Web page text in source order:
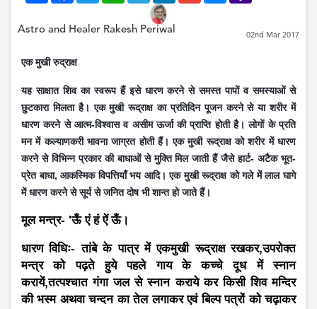
Astro and Healer Rakesh Periwal
02nd Mar 2017
एक मुखी रुद्राक्ष
यह साक्षात शिव का स्वरूप हैं इसे धारण करने से समस्त पापों व समस्याओं से
छुटकारा मिलता है। एक मुखी रूद्राक्ष का प्रतिदिन पूजन करने से या शरीर में
धारण करने से आत्म-विश्वास व असीम ऊर्जा की प्राप्ति होती है। लोगों के प्रति
मन में कल्याणकरी भावना जाग्रत होती हैं। एक मुखी रूद्राक्ष को शरीर में धारण
करने से विभिन्न प्रकार की बाधाओं से मुक्ति मिल जाती हैं जैसे हार्ट- अटैक भूत-
प्रेत बाधा, आकस्मिक विपत्तियाँ भय आदि। एक मुखी रूद्राक्ष को गले में लाल घागे
में धारण करनेसे सूर्य से जनित दोष भी शान्त हो जाते हैं।
मूल मन्त्र- 'ऊँ एं हं ऐं ऊँ।
धारण विधिः- तांबे के पात्र में एकमुखी रूद्राक्ष रखकर,उपरोक्त
मन्त्र को पढ़ते हुये पहले गाय के कच्चे दूध में स्नान
करायें,तत्पश्चात गंगा जल से स्नान कराये कर किसी शिव मन्दिर
की भस्म अथवा चन्दन का तेल लगाकर एवं बिल्प पत्रों को चढ़ाकर